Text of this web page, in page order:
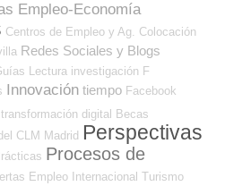
Empleo-Economía
Centros de Empleo y Ag. Colocación
Redes Sociales y Blogs
Lectura investigación F
Innovación tiempo Facebook
transformación digital Becas
CLM Madrid Perspectivas
Procesos de
Empleo Internacional Turismo